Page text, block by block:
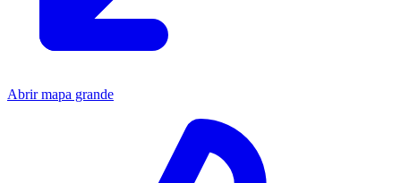
Abrir mapa grande